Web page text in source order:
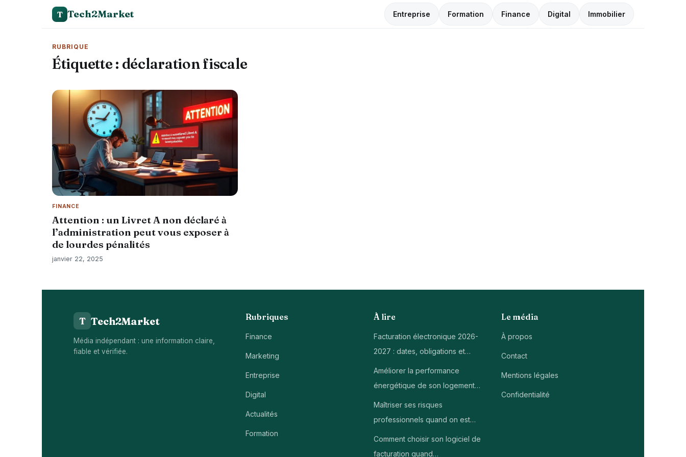
T Tech2Market Entreprise Formation Finance Digital Immobilier
RUBRIQUE
Étiquette : déclaration fiscale
FINANCE
Attention : un Livret A non déclaré à
l’administration peut vous exposer à
de lourdes pénalités
janvier 22, 2025
T Tech2Market
Média indépendant : une information claire,
fiable et vérifiée.
Rubriques
Finance
Marketing
Entreprise
Digital
Actualités
Formation
À lire
Facturation électronique 2026-
2027 : dates, obligations et…
Améliorer la performance
énergétique de son logement…
Maîtriser ses risques
professionnels quand on est…
Comment choisir son logiciel de
facturation quand…
Le média
À propos
Contact
Mentions légales
Confidentialité